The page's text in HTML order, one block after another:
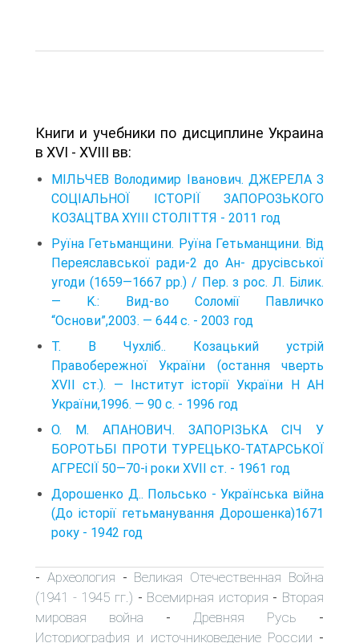
Книги и учебники по дисциплине Украина
в XVI - XVIII вв:
МІЛЬЧЕВ Володимир Іванович. ДЖЕРЕЛА З
СОЦІАЛЬНОЇ ІСТОРІЇ ЗАПОРОЗЬКОГО
КОЗАЦТВА XYIII СТОЛІТТЯ - 2011 год
Руїна Гетьманщини. Руїна Гетьманщини. Від
Переяславської ради-2 до Ан- друсівської
угоди (1659—1667 pp.) / Пер. з рос. Л. Білик.
— K.: Вид-во Соломії Павличко
“Основи”,2003. — 644 c. - 2003 год
Т. В Чухліб.. Козацький устрій
Правобережної України (остання чверть
XVII ст.). — Інститут історії України H АН
України,1996. — 90 с. - 1996 год
О. M. АПАНОВИЧ. ЗАПОРІЗЬКА СІЧ У
БОРОТЬБІ ПРОТИ ТУРЕЦЬКО-ТАТАРСЬКОЇ
АГРЕСІЇ 50—70-і роки XVII ст. - 1961 год
Дорошенко Д.. Польсько - Українська війна
(До історії гетьманування Дорошенка)1671
року - 1942 год
- Археология - Великая Отечественная Война
(1941 - 1945 гг.) - Всемирная история - Вторая
мировая война - Древняя Русь -
Историография и источниковедение России -